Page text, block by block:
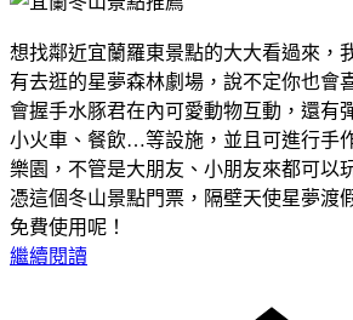
想找鄰近宜蘭羅東景點的大大看過來，
有去逛的星夢森林劇場，說不定你也會
會握手水豚君在內可愛動物互動，還有
小火車、餐飲…等設施，並且可進行手
樂園，不管是大朋友、小朋友來都可以
憑這個冬山景點門票，隔壁天使星夢渡
免費使用呢！
繼續閱讀